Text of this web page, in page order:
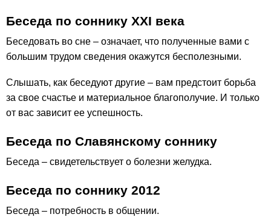
Беседа по соннику ХХІ века
Беседовать во сне – означает, что полученные вами с
большим трудом сведения окажутся бесполезными.
Слышать, как беседуют другие – вам предстоит борьба
за свое счастье и материальное благополучие. И только
от вас зависит ее успешность.
Беседа по Славянскому соннику
Беседа – свидетельствует о болезни желудка.
Беседа по соннику 2012
Беседа – потребность в общении.